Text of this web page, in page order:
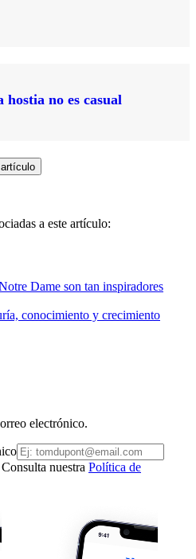
no es casual
a este artículo:
Dame son tan inspiradores
conocimiento y crecimiento
electrónico.
nuestra Política de